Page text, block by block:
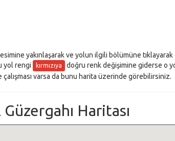
yakınlaşarak ve yolun ilgili bölümüne tıklayarak
yol rengi
kırmızıya
doğru renk değişimine giderse o
varsa da bunu harita üzerinde görebilirsiniz.
Haritası